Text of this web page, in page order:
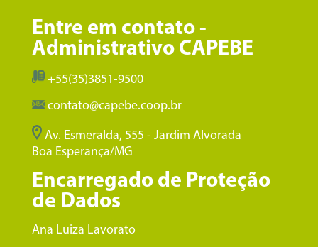
Entre em contato -
Administrativo CAPEBE
+55(35)3851-9500
contato@capebe.coop.br
Av. Esmeralda, 555 - Jardim Alvorada
Boa Esperança/MG
Encarregado de Proteção
de Dados
Ana Luiza Lavorato